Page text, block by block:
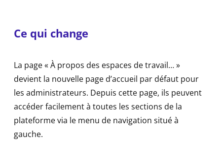
Ce qui change
La page « À propos des espaces de travail… »
devient la nouvelle page d’accueil par défaut pour
les administrateurs. Depuis cette page, ils peuvent
accéder facilement à toutes les sections de la
plateforme via le menu de navigation situé à
gauche.